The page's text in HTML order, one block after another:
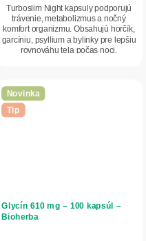
Turboslim Night kapsuly podporujú
trávenie, metabolizmus a nočný
komfort organizmu. Obsahujú horčík,
garcíniu, psyllium a bylinky pre lepšiu
rovnováhu tela počas noci.
Novinka
Tip
Glycín 610 mg – 100 kapsúl –
Bioherba